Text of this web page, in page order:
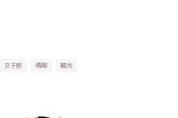
女子旅 情報 観光